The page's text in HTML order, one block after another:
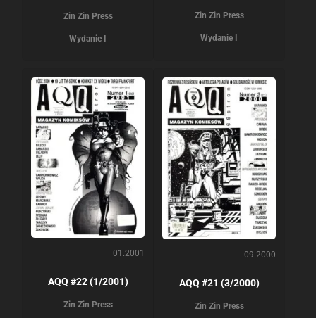
Zin Zin Press
Wydanie I
Zin Zin Press
Wydanie I
01.2001
AQQ #22 (1/2001)
Zin Zin Press
09.2000
AQQ #21 (3/2000)
Zin Zin Press